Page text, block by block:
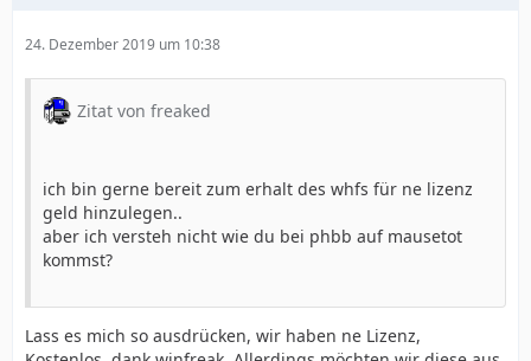
24. Dezember 2019 um 10:38
Zitat von freaked
ich bin gerne bereit zum erhalt des whfs für ne lizenz
geld hinzulegen..
aber ich versteh nicht wie du bei phbb auf mausetot
kommst?
Lass es mich so ausdrücken, wir haben ne Lizenz,